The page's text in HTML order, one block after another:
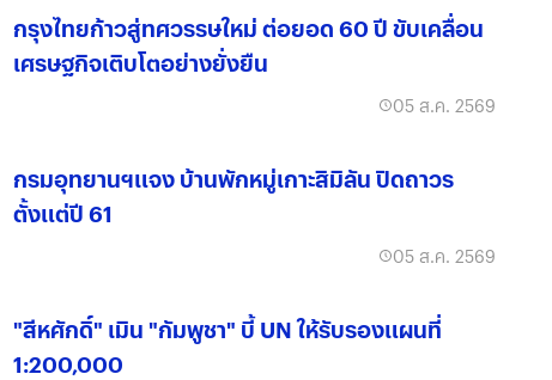
กรุงไทยก้าวสู่ทศวรรษใหม่ ต่อยอด 60 ปี ขับเคลื่อน
เศรษฐกิจเติบโตอย่างยั่งยืน
05 ส.ค. 2569
กรมอุทยานฯแจง บ้านพักหมู่เกาะสิมิลัน ปิดถาวร
ตั้งแต่ปี 61
05 ส.ค. 2569
"สีหศักดิ์" เมิน "กัมพูชา" บี้ UN ให้รับรองแผนที่
1:200,000